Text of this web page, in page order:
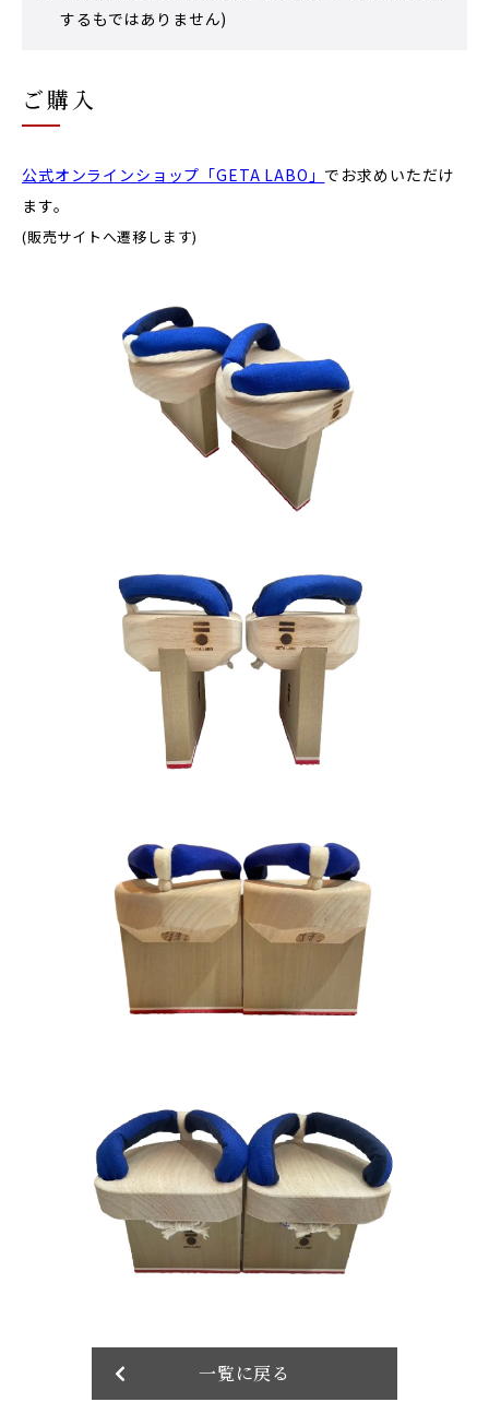
するもではありません)
ご購入
公式オンラインショップ「GETA LABO」 でお求めいただけ
ます。
(販売サイトへ遷移します)
一覧に戻る